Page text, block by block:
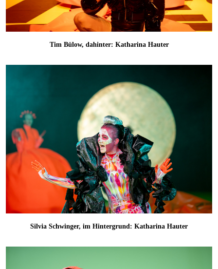
Tim Bülow, dahinter: Katharina Hauter
Silvia Schwinger, im Hintergrund: Katharina Hauter